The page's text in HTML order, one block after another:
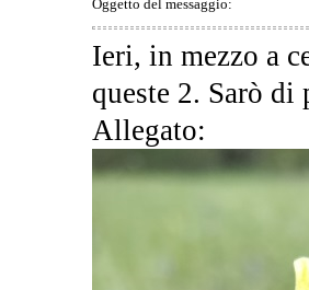
Oggetto del messaggio:
Ieri, in mezzo a
queste 2. Sarò
Allegato: